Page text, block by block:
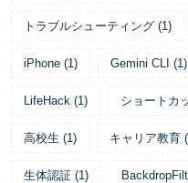
トラブルシューティング (1)
iPhone (1) Gemini CLI (1)
LifeHack (1) ショートカ
高校生 (1) キャリア教育 (
生体認証 (1)